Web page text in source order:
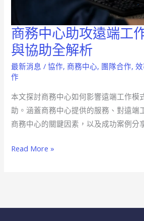
商務中心助攻遠端工
與協助全解析
最新消息 /協作, 商務中心, 團隊合作,
作
本文探討商務中心如何影響遠端工作模
助。涵蓋商務中心提供的服務、對遠端
商務中心的關鍵因素，以及成功案例分
商
務
中
心
攻
遠
端
作
響
Read More »